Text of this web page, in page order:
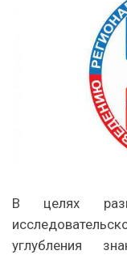
В целях
углубления